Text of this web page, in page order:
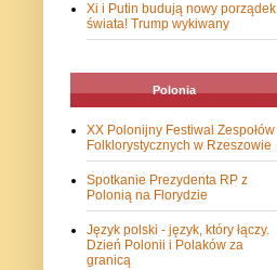
Xi i Putin budują nowy porządek
świata! Trump wykiwany
Polonia
XX Polonijny Festiwal Zespołów
Folklorystycznych w Rzeszowie
Spotkanie Prezydenta RP z
Polonią na Florydzie
Język polski - język, który łączy.
Dzień Polonii i Polaków za
granicą